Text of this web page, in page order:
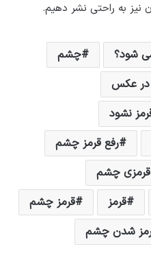
نیز به راحتی نشر دهیم.
شود؟
چشم
در عکس
نشود
رفع قرمز چشم
چشم
قرمز
قرمز چشم
شدن چشم